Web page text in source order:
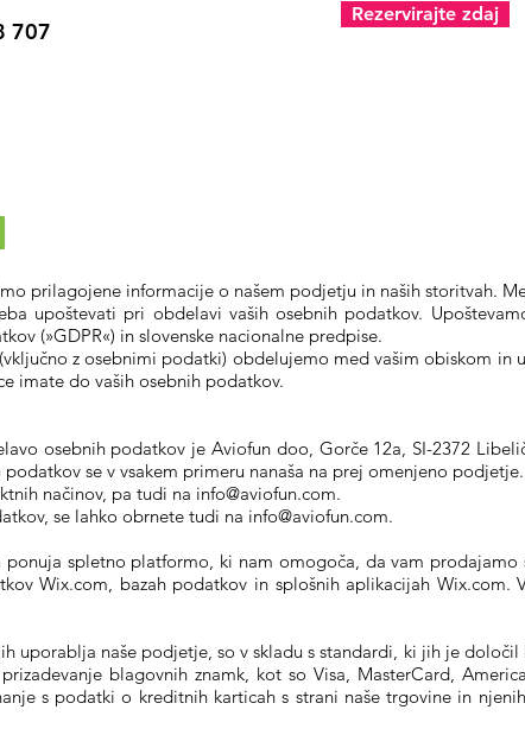
707
Rezervirajte zdaj
prilagojene informacije o našem podjetju in naših storitvah.
upoštevati pri obdelavi vaših osebnih podatkov.
(»GDPR«) in slovenske nacionalne predpise.
z osebnimi podatki) obdelujemo med vašim obiskom in
imate do vaših osebnih podatkov.
osebnih podatkov je Aviofun doo, Gorče 12a, SI-2372
se v vsakem primeru nanaša na prej omenjeno podjetje.
načinov, pa tudi na info@aviofun.com.
se lahko obrnete tudi na info@aviofun.com.
spletno platformo, ki nam omogoča, da vam prodajamo
Wix.com, bazah podatkov in splošnih aplikacijah Wix.com.
uporablja naše podjetje, so v skladu s standardi, ki jih je določil
blagovnih znamk, kot so Visa, MasterCard,
s podatki o kreditnih karticah s strani naše trgovine in